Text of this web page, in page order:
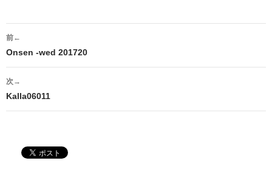
投
稿
ナ
ビ
シ
前←
Onsen -wed 201720
次→
Kalla06011